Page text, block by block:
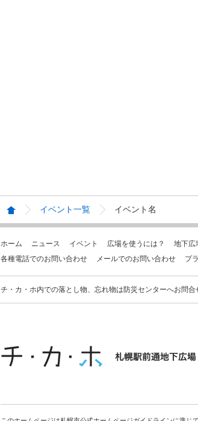
イベント一覧 イベント名
ホーム ニュース イベント 広場を使うには？ 地下広
各種電話でのお問い合わせ
メールでのお問い合わせ プ
チ・カ・ホ内での落とし物、忘れ物は防災センターへお問